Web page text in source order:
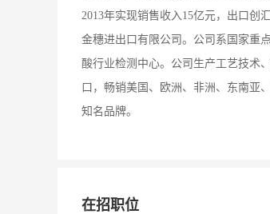
2013年实现销售收入15亿元，出口创
金穗进出口有限公司。公司系国家重
酸行业检测中心。公司生产工艺技术
口，畅销美国、欧洲、非洲、东南亚
知名品牌。
在招职位